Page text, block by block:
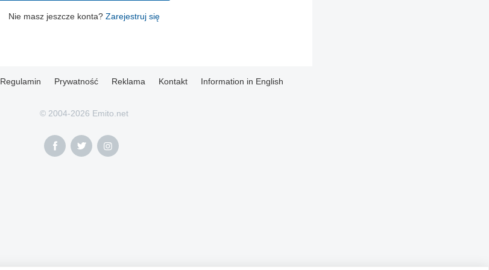
Nie masz jeszcze konta? Zarejestruj się
Regulamin Prywatność Reklama Kontakt Information in English
© 2004-2026 Emito.net